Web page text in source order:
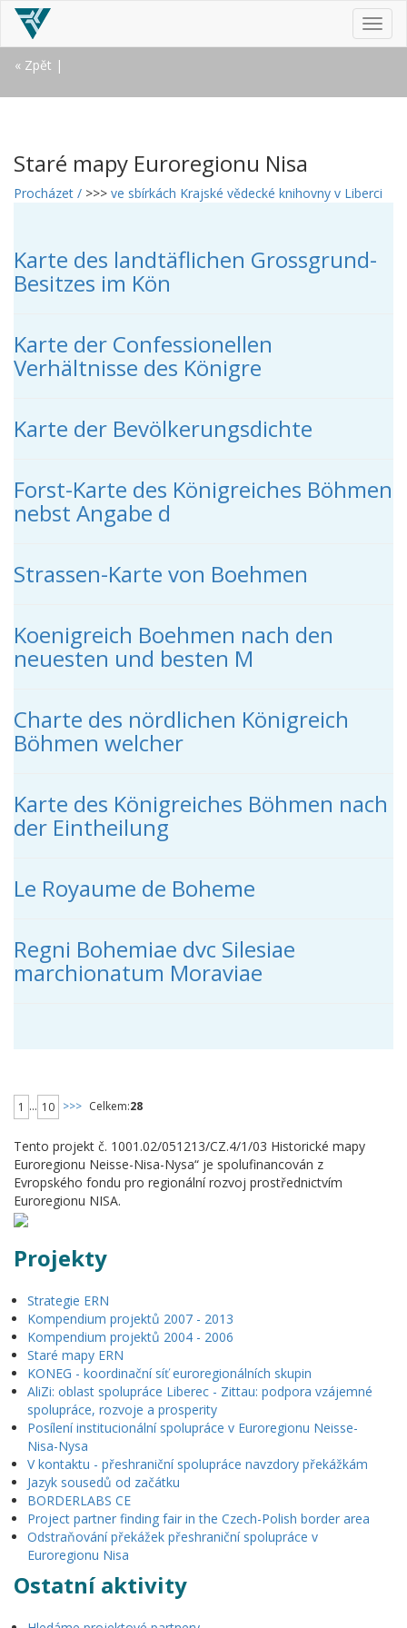
« Zpět |
Staré mapy Euroregionu Nisa
Procházet / >>> ve sbírkách Krajské vědecké knihovny v Liberci
Karte des landtäflichen Grossgrund-
Besitzes im Kön
Karte der Confessionellen
Verhältnisse des Königre
Karte der Bevölkerungsdichte
Forst-Karte des Königreiches Böhmen
nebst Angabe d
Strassen-Karte von Boehmen
Koenigreich Boehmen nach den
neuesten und besten M
Charte des nördlichen Königreich
Böhmen welcher
Karte des Königreiches Böhmen nach
der Eintheilung
Le Royaume de Boheme
Regni Bohemiae dvc Silesiae
marchionatum Moraviae
1 ... 10 >>> Celkem:28
Tento projekt č. 1001.02/051213/CZ.4/1/03 Historické mapy
Euroregionu Neisse-Nisa-Nysa“ je spolufinancován z
Evropského fondu pro regionální rozvoj prostřednictvím
Euroregionu NISA.
Projekty
Strategie ERN
Kompendium projektů 2007 - 2013
Kompendium projektů 2004 - 2006
Staré mapy ERN
KONEG - koordinační síť euroregionálních skupin
AliZi: oblast spolupráce Liberec - Zittau: podpora vzájemné
spolupráce, rozvoje a prosperity
Posílení institucionální spolupráce v Euroregionu Neisse-
Nisa-Nysa
V kontaktu - přeshraniční spolupráce navzdory překážkám
Jazyk sousedů od začátku
BORDERLABS CE
Project partner finding fair in the Czech-Polish border area
Odstraňování překážek přeshraniční spolupráce v
Euroregionu Nisa
Ostatní aktivity